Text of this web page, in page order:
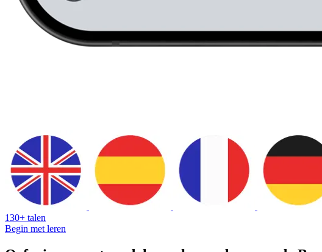
130+ talen
Begin met leren